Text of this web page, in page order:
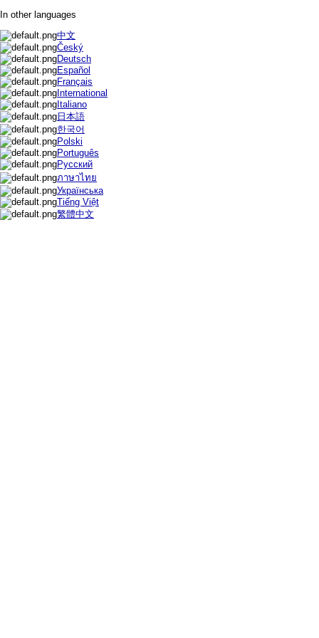
In other languages
中文
Český
Deutsch
Español
Français
International
Italiano
日本語
한국어
Polski
Português
Русский
ภาษาไทย
Українська
Tiếng Việt
繁體中文